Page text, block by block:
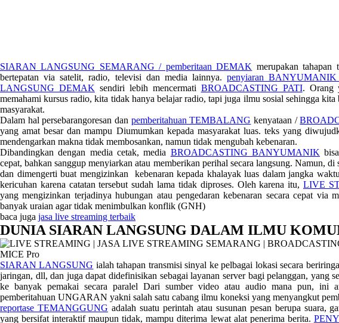
SIARAN LANGSUNG SEMARANG / pemberitaan DEMAK merupakan tahapan
bertepatan via satelit, radio, televisi dan media lainnya.penyiaran
LANGSUNG DEMAK sendiri lebih mencermati BROADCASTING PATI. Orang
memahami kursus radio, kita tidak hanya belajar radio, tapi juga ilmu sosial sehingga
masyarakat.
Dalam hal persebarangoresan dan pemberitahuan TEMBALANG kenyataan /
yang amat besar dan mampu Diumumkan kepada masyarakat luas. teks yang
mendengarkan makna tidak membosankan, namun tidak mengubah kebenaran.
Dibandingkan dengan media cetak, media BROADCASTING BANYUMANIK
cepat, bahkan sanggup menyiarkan atau memberikan perihal secara langsung. Namun,
dan dimengerti buat mengizinkan kebenaran kepada khalayak luas dalam jangka
kericuhan karena catatan tersebut sudah lama tidak diproses. Oleh karena itu,LIVE
yang mengizinkan terjadinya hubungan atau pengedaran kebenaran secara cepat via
banyak uraian agar tidak menimbulkan konflik (GNH)
baca juga jasa live streaming terbaik
DUNIA SIARAN LANGSUNG DALAM ILMU
SIARAN LANGSUNG ialah tahapan transmisi sinyal ke pelbagai lokasi secara
jaringan, dll, dan juga dapat didefinisikan sebagai layanan server bagi pelanggan, yang
ke banyak pemakai secara paralel Dari sumber video atau audio mana pun, ini
pemberitahuan UNGARAN yakni salah satu cabang ilmu koneksi yang menyangkut
reportase TEMANGGUNG adalah suatu perintah atau susunan pesan berupa suara,
yang bersifat interaktif maupun tidak, mampu diterima lewat alat penerima berita.